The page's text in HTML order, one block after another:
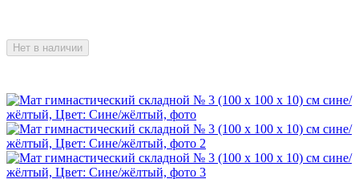
Нет в наличии